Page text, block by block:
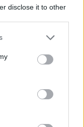
disclose it to other
or more Google
You may click to
party tags to
in below Google
αυτή η
Καλόγρηας και
Δημήτρης
η οποία
της Μαλένας
στην έλλειψη